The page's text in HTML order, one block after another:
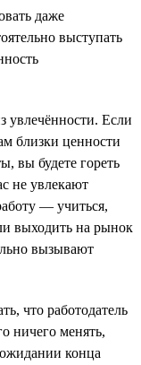
даже
выступать
увлечённости. Если
близки ценности
вы будете гореть
не увлекают
— учиться,
выходить на рынок
вызывают
что работодатель
ничего менять,
конца